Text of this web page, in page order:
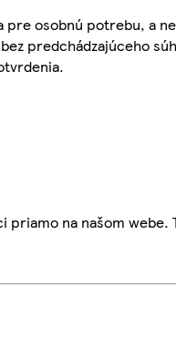
pre osobnú potrebu, a
predchádzajúceho
priamo na našom webe.